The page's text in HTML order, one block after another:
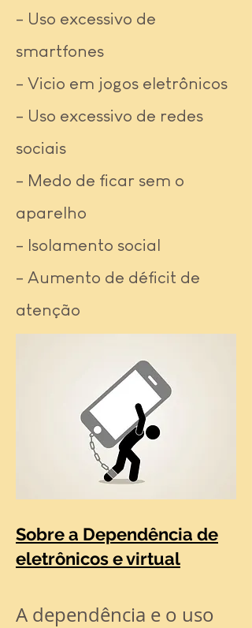
- Uso excessivo de
smartfones
- Vicio em jogos eletrônicos
- Uso excessivo de redes
sociais
- Medo de ficar sem o
aparelho
- Isolamento social
- Aumento de déficit de
atenção
Sobre a Dependência de
eletrônicos e virtual
A dependência e o uso